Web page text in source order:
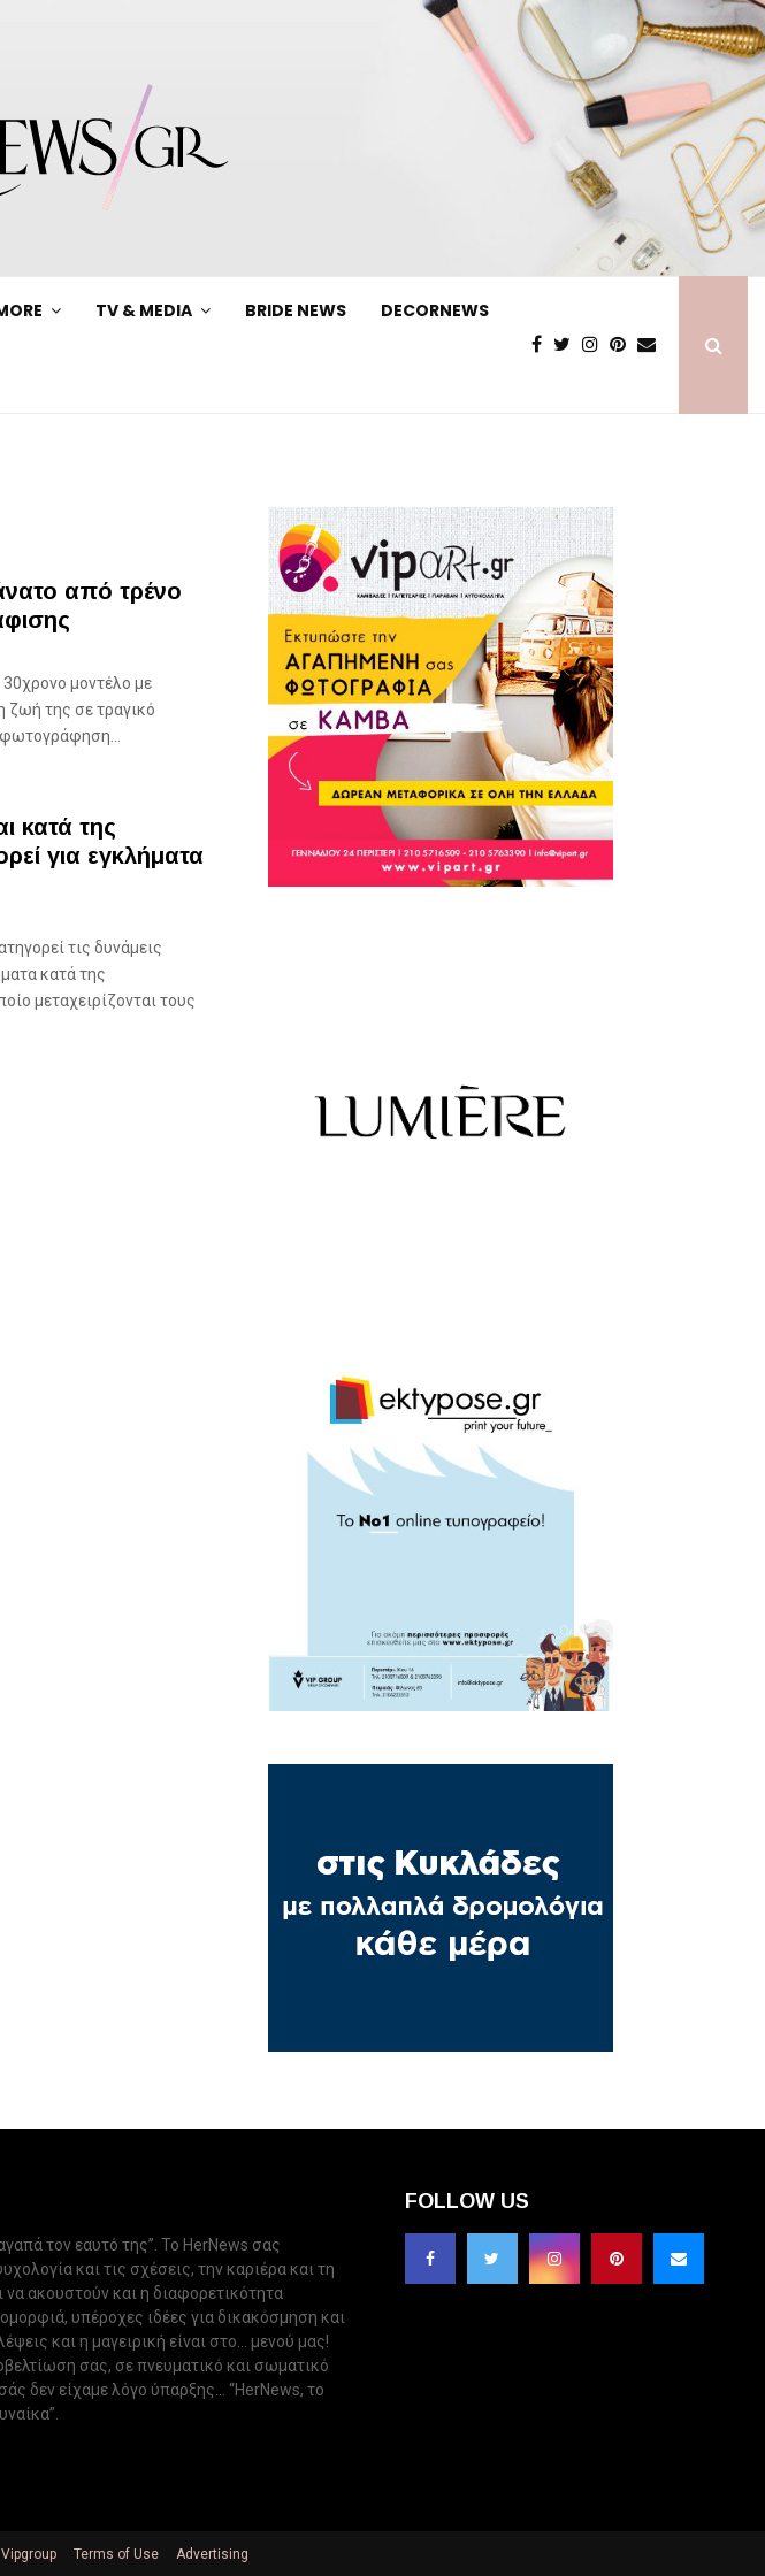
TV & MEDIA BRIDE NEWS DECORNEWS
από τρένο
μοντέλο με
ζωή της σε τραγικό
κατά της
για εγκλήματα
τις δυνάμεις
κατά της
μεταχειρίζονται τους
τον εαυτό της”. Το HerNews σας
και τις σχέσεις, την καριέρα και τη
ακουστούν και η διαφορετικότητα
υπέροχες ιδέες για δικακόσμηση και
και η μαγειρική είναι στο... μενού μας!
σας, σε πνευματικό και σωματικό
δεν είχαμε λόγο ύπαρξης... “HerNews, το
FOLLOW US
Vipgroup Terms of Use Advertising